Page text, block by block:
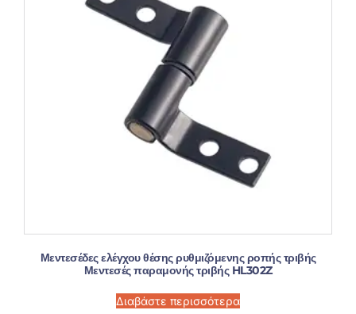
Μεντεσέδες ελέγχου θέσης ρυθμιζόμενης ροπής τριβής
Μεντεσές παραμονής τριβής HL302Z
Διαβάστε περισσότερα